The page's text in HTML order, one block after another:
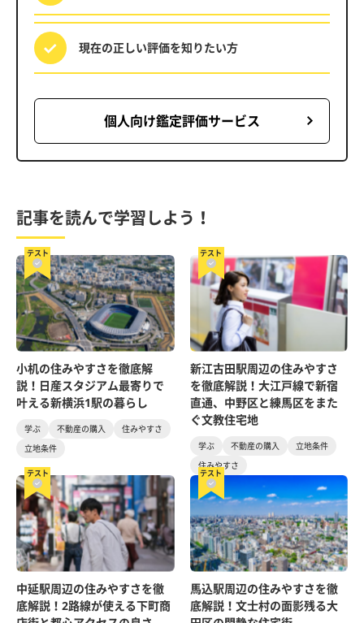
現在の正しい評価を知りたい方
個人向け鑑定評価サービス
記事を読んで学習しよう！
テスト
小机の住みやすさを徹底解
説！日産スタジアム最寄りで
叶える新横浜1駅の暮らし
学ぶ 不動産の購入
住みやすさ
立地条件
テスト
新江古田駅周辺の住みやすさ
を徹底解説！大江戸線で新宿
直通、中野区と練馬区をまた
ぐ文教住宅地
学ぶ 不動産の購入
立地条件
住みやすさ
テスト
中延駅周辺の住みやすさを徹
底解説！2路線が使える下町商
テスト
馬込駅周辺の住みやすさを徹
底解説！文士村の面影残る大